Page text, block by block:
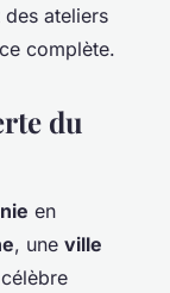
des ateliers
complète.
du
en
, une ville